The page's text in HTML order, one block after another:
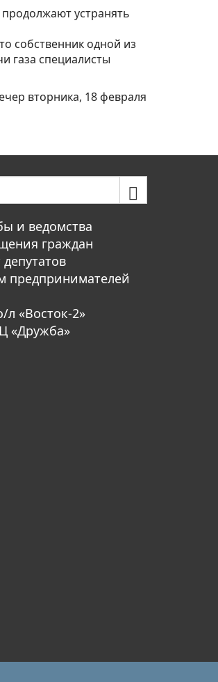
устранять
собственник одной из
газа специалисты
вторника, 18 февраля
и ведомства
граждан
депутатов
предпринимателей
«Восток-2»
«Дружба»